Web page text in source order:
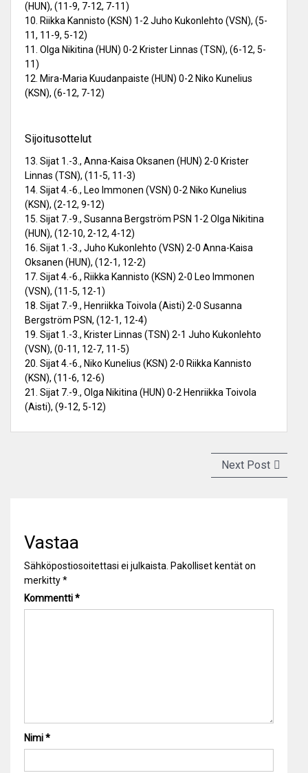
(HUN), (11-9, 7-12, 7-11)
10. Riikka Kannisto (KSN) 1-2 Juho Kukonlehto (VSN), (5-
11, 11-9, 5-12)
11. Olga Nikitina (HUN) 0-2 Krister Linnas (TSN), (6-12, 5-
11)
12. Mira-Maria Kuudanpaiste (HUN) 0-2 Niko Kunelius
(KSN), (6-12, 7-12)
Sijoitusottelut
13. Sijat 1.-3., Anna-Kaisa Oksanen (HUN) 2-0 Krister
Linnas (TSN), (11-5, 11-3)
14. Sijat 4.-6., Leo Immonen (VSN) 0-2 Niko Kunelius
(KSN), (2-12, 9-12)
15. Sijat 7.-9., Susanna Bergström PSN 1-2 Olga Nikitina
(HUN), (12-10, 2-12, 4-12)
16. Sijat 1.-3., Juho Kukonlehto (VSN) 2-0 Anna-Kaisa
Oksanen (HUN), (12-1, 12-2)
17. Sijat 4.-6., Riikka Kannisto (KSN) 2-0 Leo Immonen
(VSN), (11-5, 12-1)
18. Sijat 7.-9., Henriikka Toivola (Aisti) 2-0 Susanna
Bergström PSN, (12-1, 12-4)
19. Sijat 1.-3., Krister Linnas (TSN) 2-1 Juho Kukonlehto
(VSN), (0-11, 12-7, 11-5)
20. Sijat 4.-6., Niko Kunelius (KSN) 2-0 Riikka Kannisto
(KSN), (11-6, 12-6)
21. Sijat 7.-9., Olga Nikitina (HUN) 0-2 Henriikka Toivola
(Aisti), (9-12, 5-12)
Next PostNext
post:
Vastaa
Sähköpostiosoitettasi ei julkaista. Pakolliset kentät on
merkitty*
Kommentti*
Nimi*